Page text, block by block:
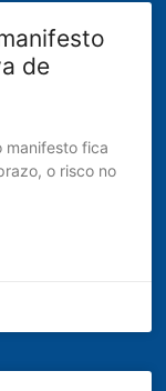
de
manifesto fica
o risco no